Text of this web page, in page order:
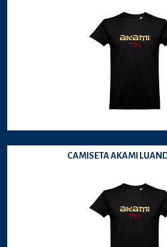
CAMISETA AKAMI